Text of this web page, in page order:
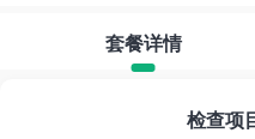
套餐详情
检查项